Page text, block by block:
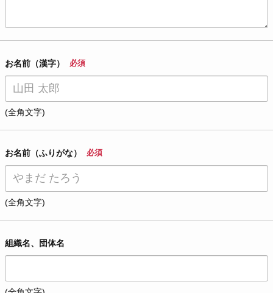
お名前（漢字） 必須
(全角文字)
お名前（ふりがな） 必須
(全角文字)
組織名、団体名